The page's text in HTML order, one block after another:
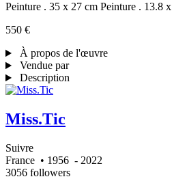
Peinture . 35 x 27 cm Peinture . 13.8
550 €
À propos de l'œuvre
Vendue par
Description
Miss.Tic
Suivre
France • 1956 - 2022
3056 followers